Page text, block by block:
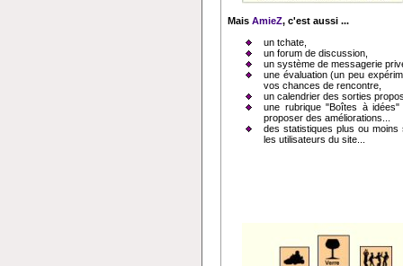
Mais AmieZ, c'est aussi ...
un tchate,
un forum de discussion,
un système de messagerie
une évaluation (un peu
vos chances de rencontre,
un calendrier des sorties
une rubrique "Boîtes à idées"
proposer des améliorations...
des statistiques plus ou moins
les utilisateurs du site...